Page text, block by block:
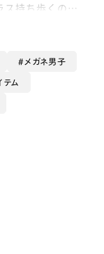
持ち歩くのは
レートをつけ
なっておりプ
スメです！レ
メガネ男子
テム